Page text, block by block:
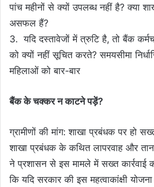
पांच महीनों से क्यों उपलब्ध नहीं है? क्या
असफल हैं?
3. यदि दस्तावेजों में त्रुटि है, तो बैंक
को क्यों नहीं सूचित करते? समयसीमा
महिलाओं को बार-बार
बैंक के चक्कर न काटने पड़ें?
ग्रामीणों की मांग: शाखा प्रबंधक पर हो
शाखा प्रबंधक के कथित लापरवाह और
ने प्रशासन से इस मामले में सख्त कार्रवाई
कि यदि सरकार की इस महत्वाकांक्षी